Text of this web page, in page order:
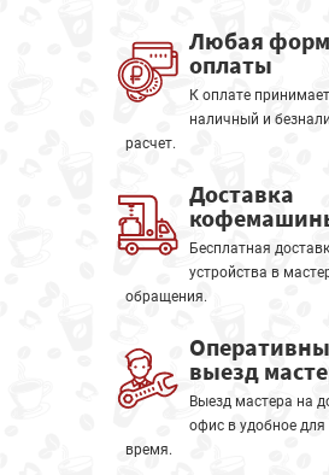
Любая
оплаты
К оплате
наличный и
расчет.
Доставка
Бесплатная
устройства в
обращения.
выезд
Выезд мастера на
офис в удобное для
время.